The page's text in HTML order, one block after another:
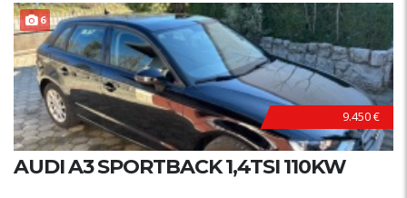
6 F
U
L
L
O
P
R
E
M
A
9.450 €
AUDI A3 SPORTBACK 1,4TSI 110KW